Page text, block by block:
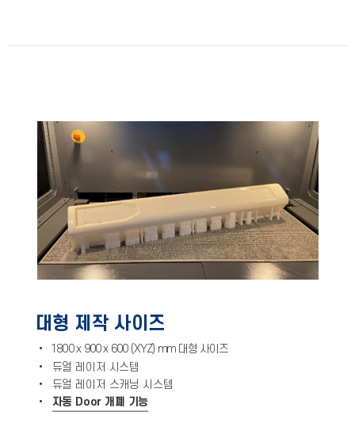
대형 제작 사이즈
•
1800 x 900 x 600 (XYZ) mm 대형 사이즈
• 듀얼 레이저 시스템
• 듀얼 레이저 스캐닝 시스템
• 자동 Door 개폐 기능